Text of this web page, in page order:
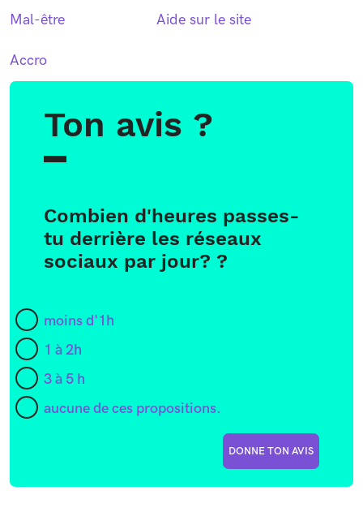
Mal-être
Accro
Aide sur le site
Ton avis ?
Combien d'heures passes-
tu derrière les réseaux
sociaux par jour? ?
moins d'1h
1 à 2h
3 à 5 h
aucune de ces propositions.
DONNE TON AVIS